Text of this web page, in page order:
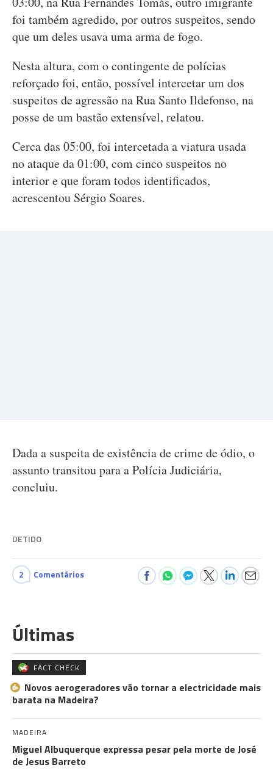
foi também agredido, por outros suspeitos, sendo
que um deles usava uma arma de fogo.
Nesta altura, com o contingente de polícias
reforçado foi, então, possível intercetar um dos
suspeitos de agressão na Rua Santo Ildefonso, na
posse de um bastão extensível, relatou.
Cerca das 05:00, foi intercetada a viatura usada
no ataque da 01:00, com cinco suspeitos no
interior e que foram todos identificados,
acrescentou Sérgio Soares.
Dada a suspeita de existência de crime de ódio, o
assunto transitou para a Polícia Judiciária,
concluiu.
DETIDO
2 Comentários
Últimas
FACT CHECK
Novos aerogeradores vão tornar a electricidade mais
barata na Madeira?
MADEIRA
Miguel Albuquerque expressa pesar pela morte de José
de Jesus Barreto